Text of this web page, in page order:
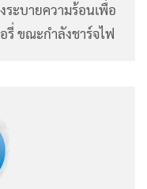
ะบายความร้อนเพื่อ
ขณะกำลังชาร์จไฟ